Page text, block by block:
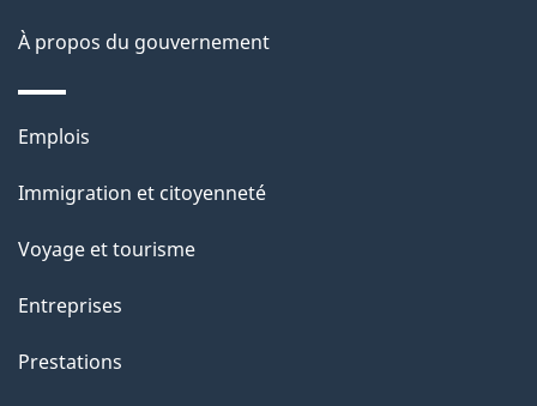
n
s
r
c
t
t
p
À propos du gouvernement
Thèmes
sujets
Emplois
Immigration et citoyenneté
Voyage et tourisme
Entreprises
Prestations